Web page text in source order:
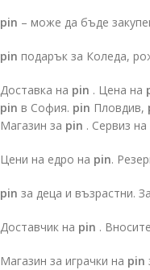
pin – може да бъде
pin подарък за Коледа,
Доставка на pin . Цена на
pin в София. pin Пловдив,
Магазин за pin . Сервиз на
Цени на едро на pin.
pin за деца и възрастни.
Доставчик на pin .
Магазин за играчки на pin